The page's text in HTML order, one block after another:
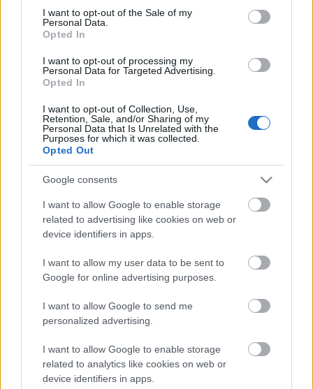
consent section.
I want to opt-out of the Sale of my
Personal Data.
Opted In
I want to opt-out of processing my
Personal Data for Targeted Advertising.
Opted In
I want to opt-out of Collection, Use,
Retention, Sale, and/or Sharing of my
Personal Data that Is Unrelated with the
Purposes for which it was collected.
Opted Out
Google consents
I want to allow Google to enable storage
related to advertising like cookies on web or
device identifiers in apps.
I want to allow my user data to be sent to
Google for online advertising purposes.
I want to allow Google to send me
personalized advertising.
I want to allow Google to enable storage
related to analytics like cookies on web or
device identifiers in apps.
Bosnia en el Mundial 2026: ¿Cuál será su once
titular?
grupo B del Mundial. ¿Cuál será el
equipo titular del conjunto
más recomendables para
Comunio.com.
Posible 11 titular
Barsham
Al Oui – Al-Hussain – Mendes – Al Brake
Al-Amin – Afif – Junior
Alaaeldin
El seleccionador de la selección de Catar es Julen
Lopetegui, ex-seleccionador español con una dilatada
experiencia en banquillos de grandes equipos cómo Porto,
Sevilla o Real Madrid.
El técnico vasco suele apostar por un 4-2-3-1 y hay